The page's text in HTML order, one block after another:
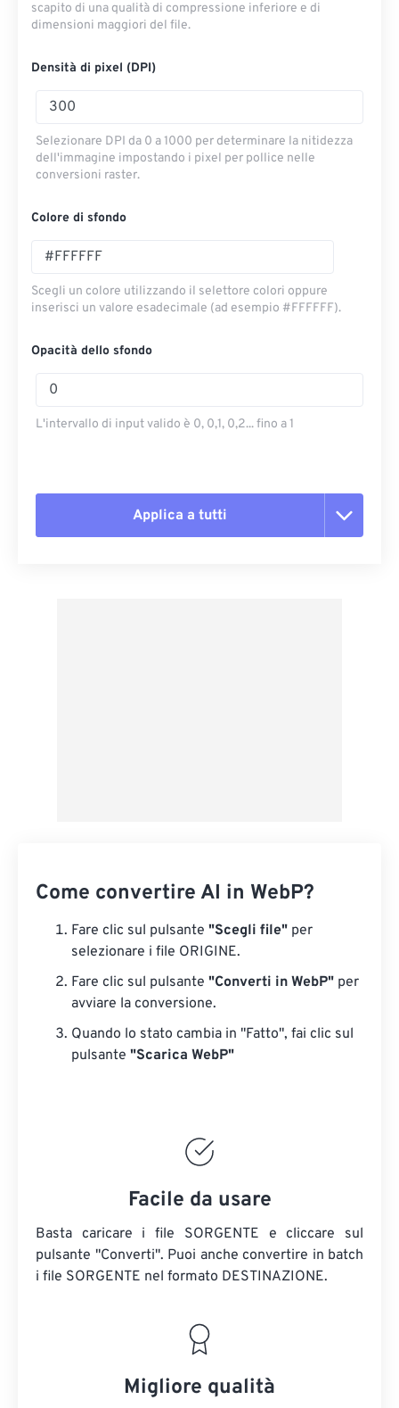
scapito di una qualità di compressione inferiore e di
dimensioni maggiori del file.
Densità di pixel (DPI)
Selezionare DPI da 0 a 1000 per determinare la nitidezza
dell'immagine impostando i pixel per pollice nelle
conversioni raster.
Colore di sfondo
Scegli un colore utilizzando il selettore colori oppure
inserisci un valore esadecimale (ad esempio #FFFFFF).
Opacità dello sfondo
L'intervallo di input valido è 0, 0,1, 0,2... fino a 1
Applica a tutti
Come convertire AI in WebP?
Fare clic sul pulsante "Scegli file" per
selezionare i file ORIGINE.
Fare clic sul pulsante "Converti in WebP" per
avviare la conversione.
Quando lo stato cambia in "Fatto", fai clic sul
pulsante "Scarica WebP"
Facile da usare
Basta caricare i file SORGENTE e cliccare sul
pulsante "Converti". Puoi anche convertire in batch
i file SORGENTE nel formato DESTINAZIONE.
Migliore qualità